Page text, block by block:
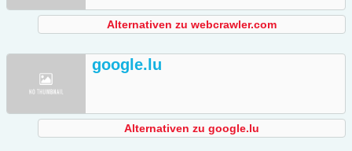
Alternativen zu webcrawler.com
google.lu
Alternativen zu google.lu